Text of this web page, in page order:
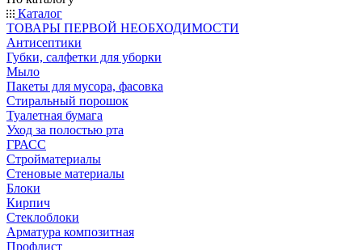
Каталог
ТОВАРЫ ПЕРВОЙ НЕОБХОДИМОСТИ
Антисептики
Губки, салфетки для уборки
Мыло
Пакеты для мусора, фасовка
Стиральный порошок
Туалетная бумага
Уход за полостью рта
ГРАСС
Стройматериалы
Стеновые материалы
Блоки
Кирпич
Стеклоблоки
Арматура композитная
Профлист